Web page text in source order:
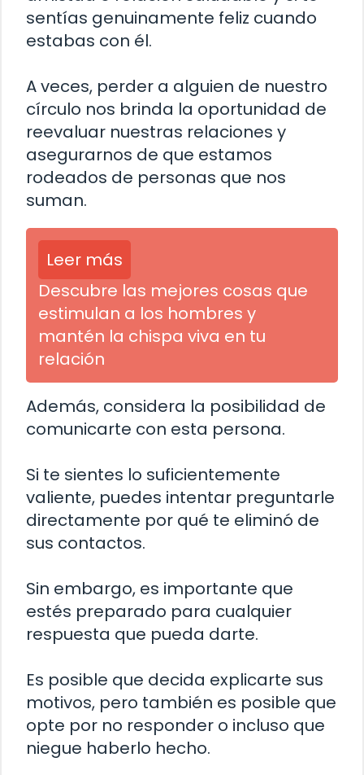
sentías genuinamente feliz cuando
estabas con él.
A veces, perder a alguien de nuestro
círculo nos brinda la oportunidad de
reevaluar nuestras relaciones y
asegurarnos de que estamos
rodeados de personas que nos
suman.
Leer más
Descubre las mejores cosas que
estimulan a los hombres y
mantén la chispa viva en tu
relación
Además, considera la posibilidad de
comunicarte con esta persona.
Si te sientes lo suficientemente
valiente, puedes intentar preguntarle
directamente por qué te eliminó de
sus contactos.
Sin embargo, es importante que
estés preparado para cualquier
respuesta que pueda darte.
Es posible que decida explicarte sus
motivos, pero también es posible que
opte por no responder o incluso que
niegue haberlo hecho.